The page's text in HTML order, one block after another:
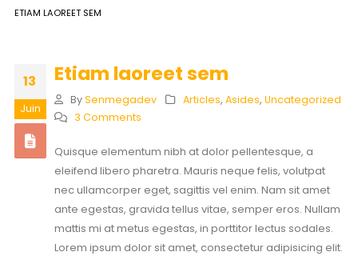
ETIAM LAOREET SEM
13
Juin
Etiam laoreet sem
BySenmegadev Articles, Asides, Uncategorized
3 Comments
Quisque elementum nibh at dolor pellentesque, a
eleifend libero pharetra. Mauris neque felis, volutpat
nec ullamcorper eget, sagittis vel enim. Nam sit amet
ante egestas, gravida tellus vitae, semper eros. Nullam
mattis mi at metus egestas, in porttitor lectus sodales.
Lorem ipsum dolor sit amet, consectetur adipisicing elit.